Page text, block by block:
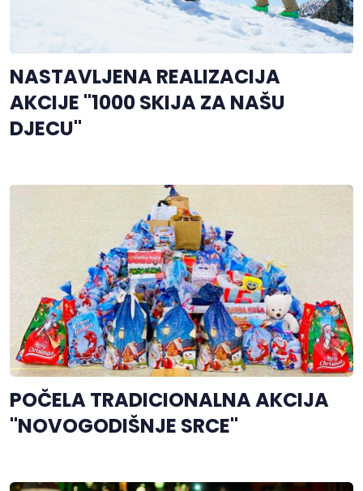
NASTAVLJENA REALIZACIJA
AKCIJE "1000 SKIJA ZA NAŠU
DJECU"
POČELA TRADICIONALNA AKCIJA
"NOVOGODIŠNJE SRCE"